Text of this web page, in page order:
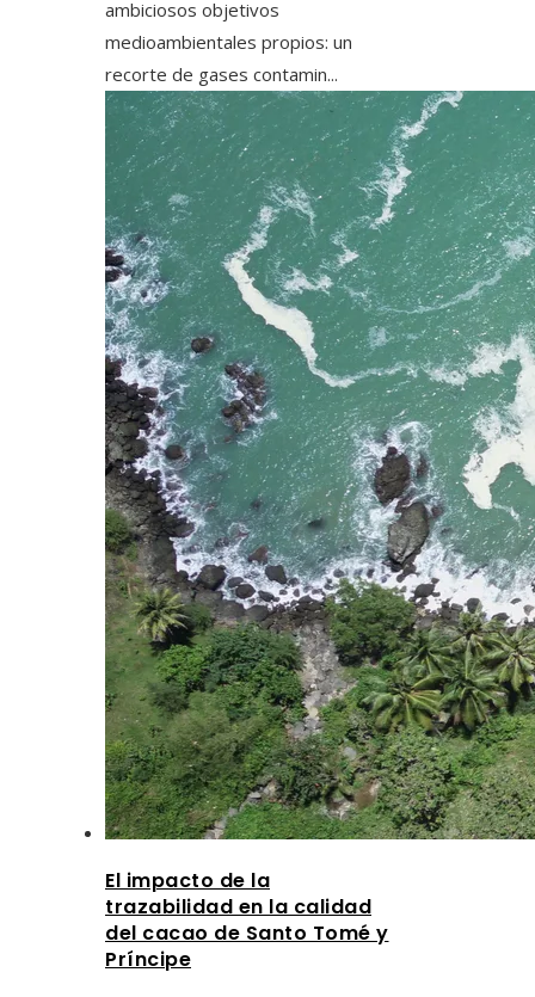
ambiciosos objetivos
medioambientales propios: un
recorte de gases contamin...
El impacto de la
trazabilidad en la calidad
del cacao de Santo Tomé y
Príncipe